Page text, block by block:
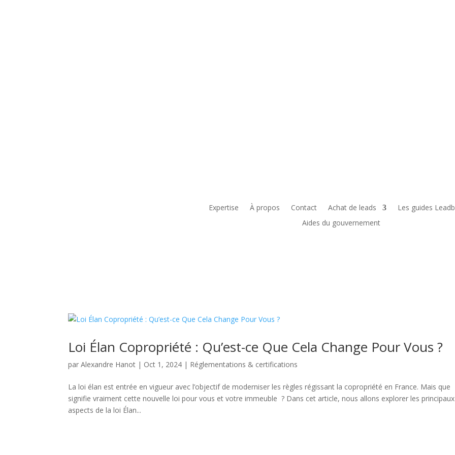
Expertise À propos Contact Achat de leads
Les guides
Aides du gouvernement
Loi Élan Copropriété : Qu’est-ce Que Cela Change Pour Vous ?
parAlexandre Hanot | Oct 1, 2024 | Réglementations & certifications
La loi élan est entrée en vigueur avec l’objectif de moderniser les règles régissant la copropriété en France. Mais que
signifie vraiment cette nouvelle loi pour vous et votre immeuble ? Dans cet article, nous allons explorer les principaux
aspects de la loi Élan...